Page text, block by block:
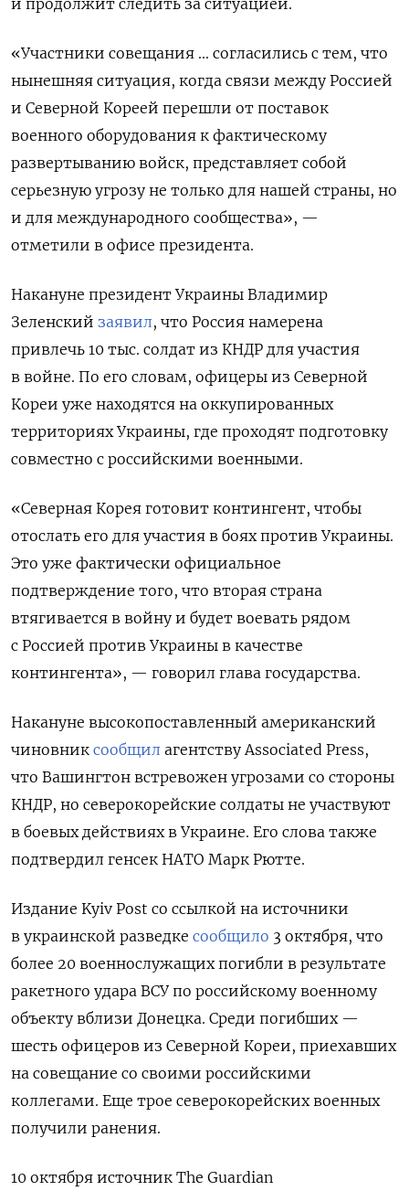
«Участники совещания ... согласились с тем, что
нынешняя ситуация, когда связи между Россией
и Северной Кореей перешли от поставок
военного оборудования к фактическому
развертыванию войск, представляет собой
серьезную угрозу не только для нашей страны, но
и для международного сообщества», —
отметили в офисе президента.
Накануне президент Украины Владимир
Зеленский заявил, что Россия намерена
привлечь 10 тыс. солдат из КНДР для участия
в войне. По его словам, офицеры из Северной
Кореи уже находятся на оккупированных
территориях Украины, где проходят подготовку
совместно с российскими военными.
«Северная Корея готовит контингент, чтобы
отослать его для участия в боях против Украины.
Это уже фактически официальное
подтверждение того, что вторая страна
втягивается в войну и будет воевать рядом
с Россией против Украины в качестве
контингента», — говорил глава государства.
Накануне высокопоставленный американский
чиновник сообщил агентству Associated Press,
что Вашингтон встревожен угрозами со стороны
КНДР, но северокорейские солдаты не участвуют
в боевых действиях в Украине. Его слова также
подтвердил генсек НАТО Марк Рютте.
Издание Kyiv Post со ссылкой на источники
в украинской разведке сообщило 3 октября, что
более 20 военнослужащих погибли в результате
ракетного удара ВСУ по российскому военному
объекту вблизи Донецка. Среди погибших —
шесть офицеров из Северной Кореи, приехавших
на совещание со своими российскими
коллегами. Еще трое северокорейских военных
получили ранения.
10 октября источник The Guardian